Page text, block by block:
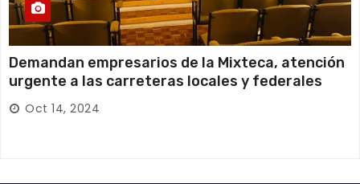
Demandan empresarios de la Mixteca, atención
urgente a las carreteras locales y federales
Oct 14, 2024